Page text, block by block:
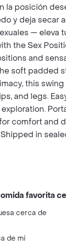
la posición
y deja secar
— eleva
the Sex
and
soft padded
this
and legs.
comfort and
in
favorita
cerca de
de mi